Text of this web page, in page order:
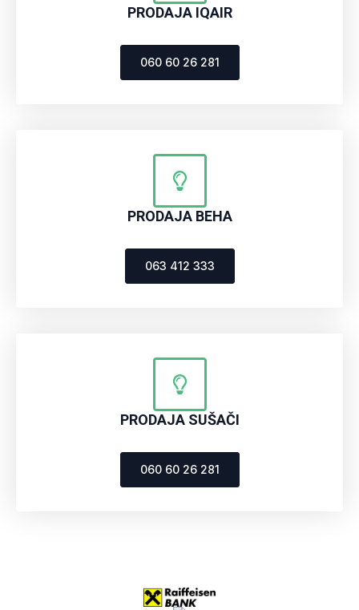
PRODAJA IQAIR
060 60 26 281
PRODAJA BEHA
063 412 333
PRODAJA SUŠAČI
060 60 26 281